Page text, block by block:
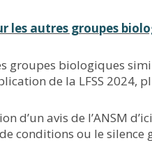
les autres groupes
groupes biologiques
de la LFSS 2024,
d’un avis de l’ANSM
conditions ou le silence